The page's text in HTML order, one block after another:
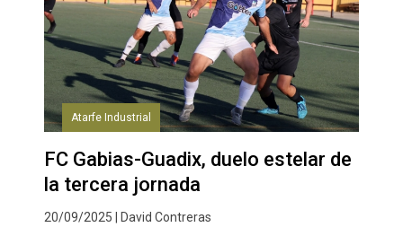
Atarfe Industrial
FC Gabias-Guadix, duelo estelar de
la tercera jornada
20/09/2025 | David Contreras